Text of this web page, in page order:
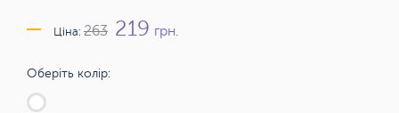
Ціна: 263 219 грн.
Оберіть колір: